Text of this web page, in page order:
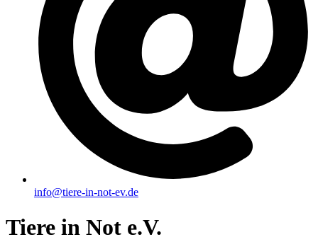
info@tiere-in-not-ev.de
Tiere in Not e.V.